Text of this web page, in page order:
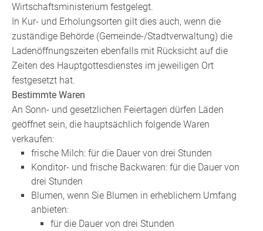
Wirtschaftsministerium festgelegt.
In Kur- und Erholungsorten gilt dies auch, wenn die
zuständige Behörde (Gemeinde-/Stadtverwaltung) die
Ladenöffnungszeiten ebenfalls mit Rücksicht auf die
Zeiten des Hauptgottesdienstes im jeweiligen Ort
festgesetzt hat.
Bestimmte Waren
An Sonn- und gesetzlichen Feiertagen dürfen Läden
geöffnet sein, die hauptsächlich folgende Waren
verkaufen:
frische Milch: für die Dauer von drei Stunden
Konditor- und frische Backwaren: für die Dauer von
drei Stunden
Blumen, wenn Sie Blumen in erheblichem Umfang
anbieten:
für die Dauer von drei Stunden